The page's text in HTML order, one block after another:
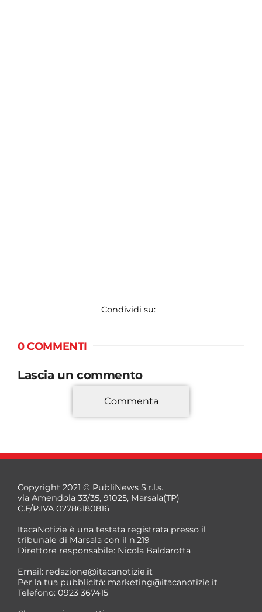
Condividi su:
0 COMMENTI
Lascia un commento
*
*
Commenta
Copyright 2021 © PubliNews S.r.l.s.
via Amendola 33/35, 91025, Marsala(TP)
C.F/P.IVA 02786180816
ItacaNotizie è una testata registrata presso il
tribunale di Marsala con il n.219
Direttore responsabile: Nicola Baldarotta
Email: redazione@itacanotizie.it
Per la tua pubblicità: marketing@itacanotizie.it
Telefono: 0923 367415